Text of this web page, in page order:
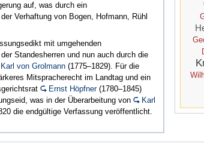
auf, was durch ein
Verhaftung von Bogen, Hofmann, Rühl
mit umgehenden
Standesherren und nun auch durch die
Karl von Grolmann (1775–1829). Für die
Mitspracherecht im Landtag und ein
Ernst Höpfner(1780–1845)
was in der Überarbeitung von
Karl
die endgültige Verfassung veröffentlicht.